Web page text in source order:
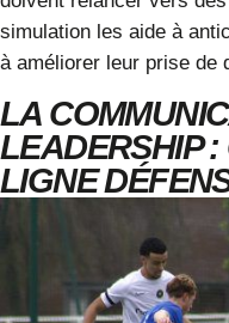
simulation les aide à
à améliorer leur prise de
LA
LEADERSHIP
LIGNE